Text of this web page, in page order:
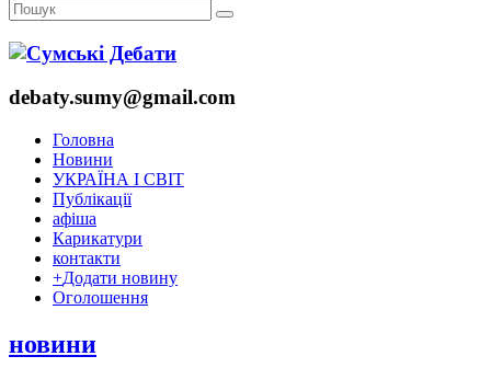
debaty.sumy@gmail.com
Головна
Новини
УКРАЇНА І СВІТ
Публікації
афіша
Карикатури
контакти
+Додати новину
Оголошення
новини